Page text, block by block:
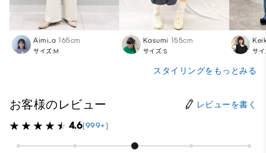
Aimi_a 165cm
サイズ:M
Kasumi 155cm
サイズ:S サイ
スタイリングをもっとみる
お客様のレビュー レビューを書く
4.6(999+)